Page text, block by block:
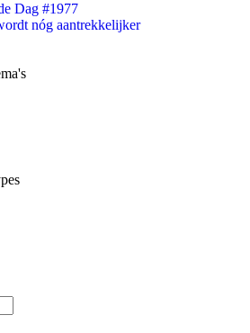
Dag #1977
nóg aantrekkelijker